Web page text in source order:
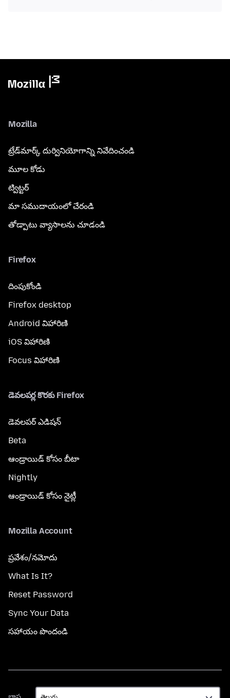
Mozilla
ట్రేడ్‌మార్క్ దుర్వినియోగాన్ని నివేదించండి
మూల కోడు
ట్విట్టర్
మా సముదాయంలో చేరండి
తోడ్పాటు వ్యాసాలను చూడండి
Firefox
దింపుకోండి
Firefox desktop
Android విహారిణి
iOS విహారిణి
Focus విహారిణి
డెవలపర్ల కొరకు Firefox
డెవలపర్ ఎడిషన్
Beta
ఆండ్రాయిడ్ కోసం బీటా
Nightly
ఆండ్రాయిడ్ కోసం నైట్లీ
Mozilla Account
ప్రవేశం/నమోదు
What Is It?
Reset Password
Sync Your Data
సహాయం పొందండి
భాష